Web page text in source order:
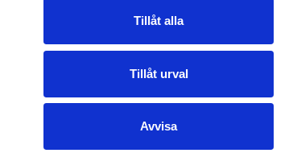
Tillåt alla
Tillåt urval
Avvisa